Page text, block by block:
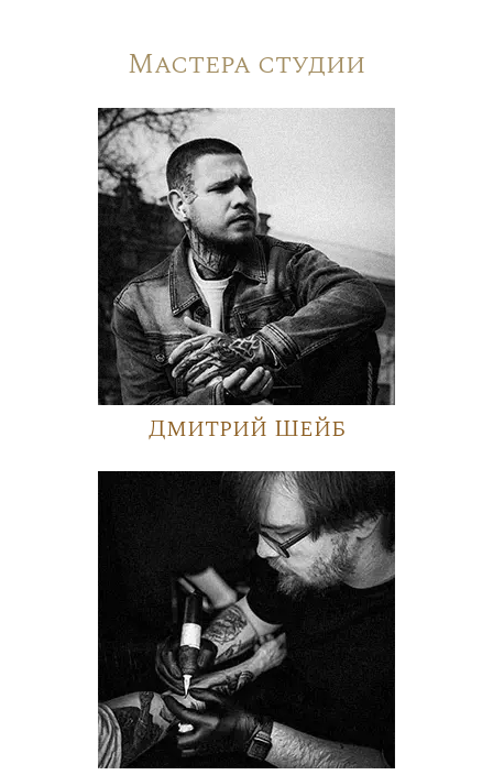
Мастера студии
Дмитрий Шейб